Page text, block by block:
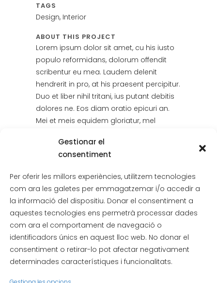
Gestionar el
consentiment
Per oferir les millors experiències, utilitzem tecnologies
com ara les galetes per emmagatzemar i/o accedir a
la informació del dispositiu. Donar el consentiment a
aquestes tecnologies ens permetrà processar dades
com ara el comportament de navegació o
identificadors únics en aquest lloc web. No donar el
consentiment o retirar-lo pot afectar negativament
determinades característiques i funcionalitats.
TAGS
Design, Interior
ABOUT THIS PROJECT
Lorem ipsum dolor sit amet, cu his iusto
populo reformidans, dolorum offendit
scribentur eu mea. Laudem delenit
hendrerit in pro, at his praesent percipitur.
Duo et liber nihil tritani, ius putant debitis
dolores ne. Eos diam oratio epicuri an.
Mei et meis equidem gloriatur, mel
Likes